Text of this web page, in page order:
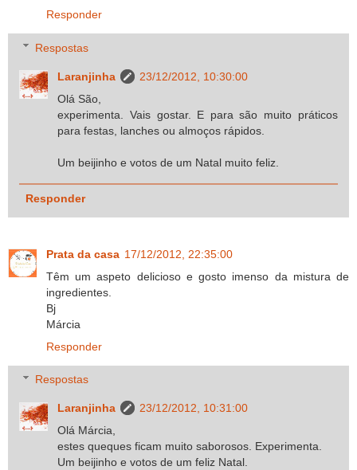
Responder
Respostas
Laranjinha
23/12/2012, 10:30:00
Olá São,
experimenta. Vais gostar. E para são muito práticos
para festas, lanches ou almoços rápidos.
Um beijinho e votos de um Natal muito feliz.
Responder
Prata da casa 17/12/2012, 22:35:00
Têm um aspeto delicioso e gosto imenso da mistura de
ingredientes.
Bj
Márcia
Responder
Respostas
Laranjinha
23/12/2012, 10:31:00
Olá Márcia,
estes queques ficam muito saborosos. Experimenta.
Um beijinho e votos de um feliz Natal.